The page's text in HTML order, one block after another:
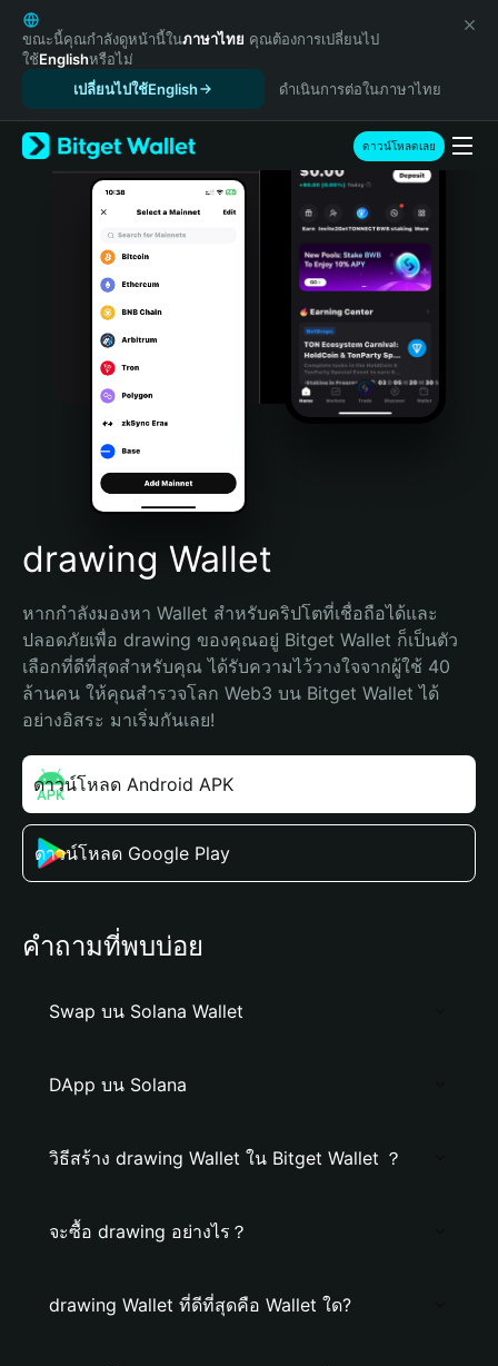
English
日本語
Tiếng Việt
Español (Latinoamérica)
Türkçe
Italiano
Português (Portugal)
Bahasa Indonesia
Português (Brasil)
Español (Argentina)
ขณะนี้คุณกำลังดูหน้านี้ในภาษาไทย คุณต้องการเปลี่ยนไป
ใช้Englishหรือไม่
เปลี่ยนไปใช้English
ดำเนินการต่อในภาษาไทย
ดาวน์โหลดเลย
drawing Wallet
หากกำลังมองหา Wallet สำหรับคริปโตที่เชื่อถือได้และ
ปลอดภัยเพื่อ drawing ของคุณอยู่ Bitget Wallet ก็เป็นตัว
เลือกที่ดีที่สุดสำหรับคุณ ได้รับความไว้วางใจจากผู้ใช้ 40
ล้านคน ให้คุณสำรวจโลก Web3 บน Bitget Wallet ได้
อย่างอิสระ มาเริ่มกันเลย!
ดาวน์โหลด Android APK
ดาวน์โหลด Google Play
คำถามที่พบบ่อย
Swap บน Solana Wallet
DApp บน Solana
วิธีสร้าง drawing Wallet ใน Bitget Wallet ？
จะซื้อ drawing อย่างไร？
drawing Wallet ที่ดีที่สุดคือ Wallet ใด?